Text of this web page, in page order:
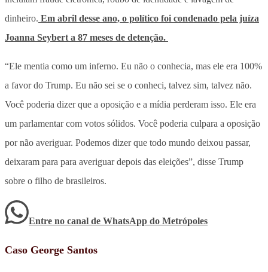
dinheiro. Em abril desse ano, o político foi condenado pela juíza
Joanna Seybert a 87 meses de detenção.
“Ele mentia como um inferno. Eu não o conhecia, mas ele era 100%
a favor do Trump. Eu não sei se o conheci, talvez sim, talvez não.
Você poderia dizer que a oposição e a mídia perderam isso. Ele era
um parlamentar com votos sólidos. Você poderia culpara a oposição
por não averiguar. Podemos dizer que todo mundo deixou passar,
deixaram para para averiguar depois das eleições”, disse Trump
sobre o filho de brasileiros.
Entre no canal de WhatsApp do Metrópoles
Caso George Santos